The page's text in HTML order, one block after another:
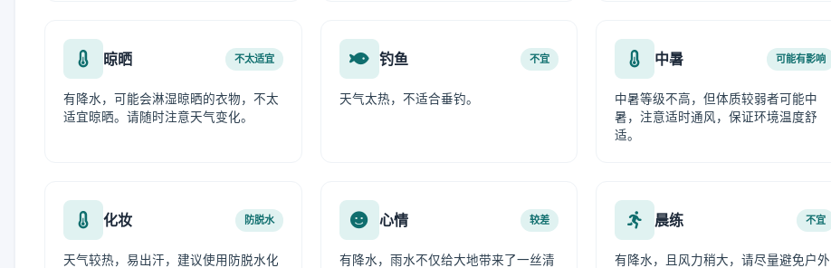
晾晒 不太适宜
有降水，可能会淋湿晾晒的衣物，不太
适宜晾晒。请随时注意天气变化。
钓鱼 不宜
天气太热，不适合垂钓。
中暑 可能有影响
中暑等级不高，但体质较弱者可能中
暑，注意适时通风，保证环境温度舒
适。
化妆 防脱水
天气较热，易出汗，建议使用防脱水化
心情 较差
有降水，雨水不仅给大地带来了一丝清
晨练 不宜
有降水，且风力稍大，请尽量避免户外